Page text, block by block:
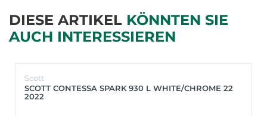
DIESE ARTIKEL KÖNNTEN SIE
AUCH INTERESSIEREN
Scott
SCOTT CONTESSA SPARK 930 L WHITE/CHROME 22
2022